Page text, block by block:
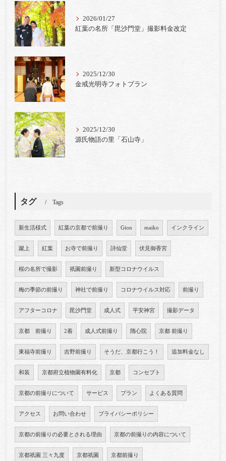
2026/01/27
紅葉の名所「毘沙門堂」撮影料金改定
2025/12/30
金戒光明寺フォトプラン
2025/12/30
源氏物語の里「石山寺」
タグ Tags
新生活様式 紅葉の京都で前撮り Gion maiko インクライン
蹴上 紅葉 お寺で前撮り 詩仙堂 伏見御香宮
桜の名所で撮影 祇園前撮り 新型コロナウイルス
梅の季節の前撮り 神社で前撮り コロナウイルス対応 前撮り
アフターコロナ 毘沙門堂 成人式 平安神宮 撮影データ
京都 前撮り 2着 成人式前撮り 隋心院 京都 前撮り
東福寺前撮り 吉野前撮り そうだ、京都行こう！ 追加料金なし
和装 京都府立植物園有料化 京都 コンセプト
京都の前撮りについて サービス プラン よくある質問
アクセス お問い合わせ プライバシーポリシー
京都の前撮りの必要とされる理由 京都の前撮りの内容について
京都祇園 三々九度 京都祇園 京都前撮り